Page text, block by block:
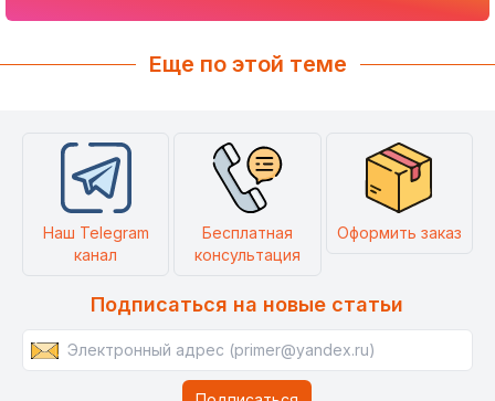
Еще по этой теме
Наш Telegram
канал
Бесплатная
консультация
Оформить заказ
Подписаться на новые статьи